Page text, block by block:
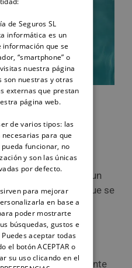
para
(errores
cómo refrescar a un
más habituales que se
del año.
o hielodirectamente
de Seguros SL
informática es un
información que se
“smartphone” o
nuestra página
son nuestras y otras
externas que prestan
página web.
de varios tipos: las
para que
funcionar, no
y son las únicas
por defecto.
para mejorar
en base a
poder mostrarte
búsquedas, gustos e
aceptar todas
el botón ACEPTAR o
su uso clicando en el